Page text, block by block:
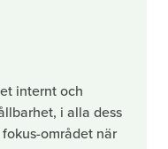
internt och
i alla dess
området när